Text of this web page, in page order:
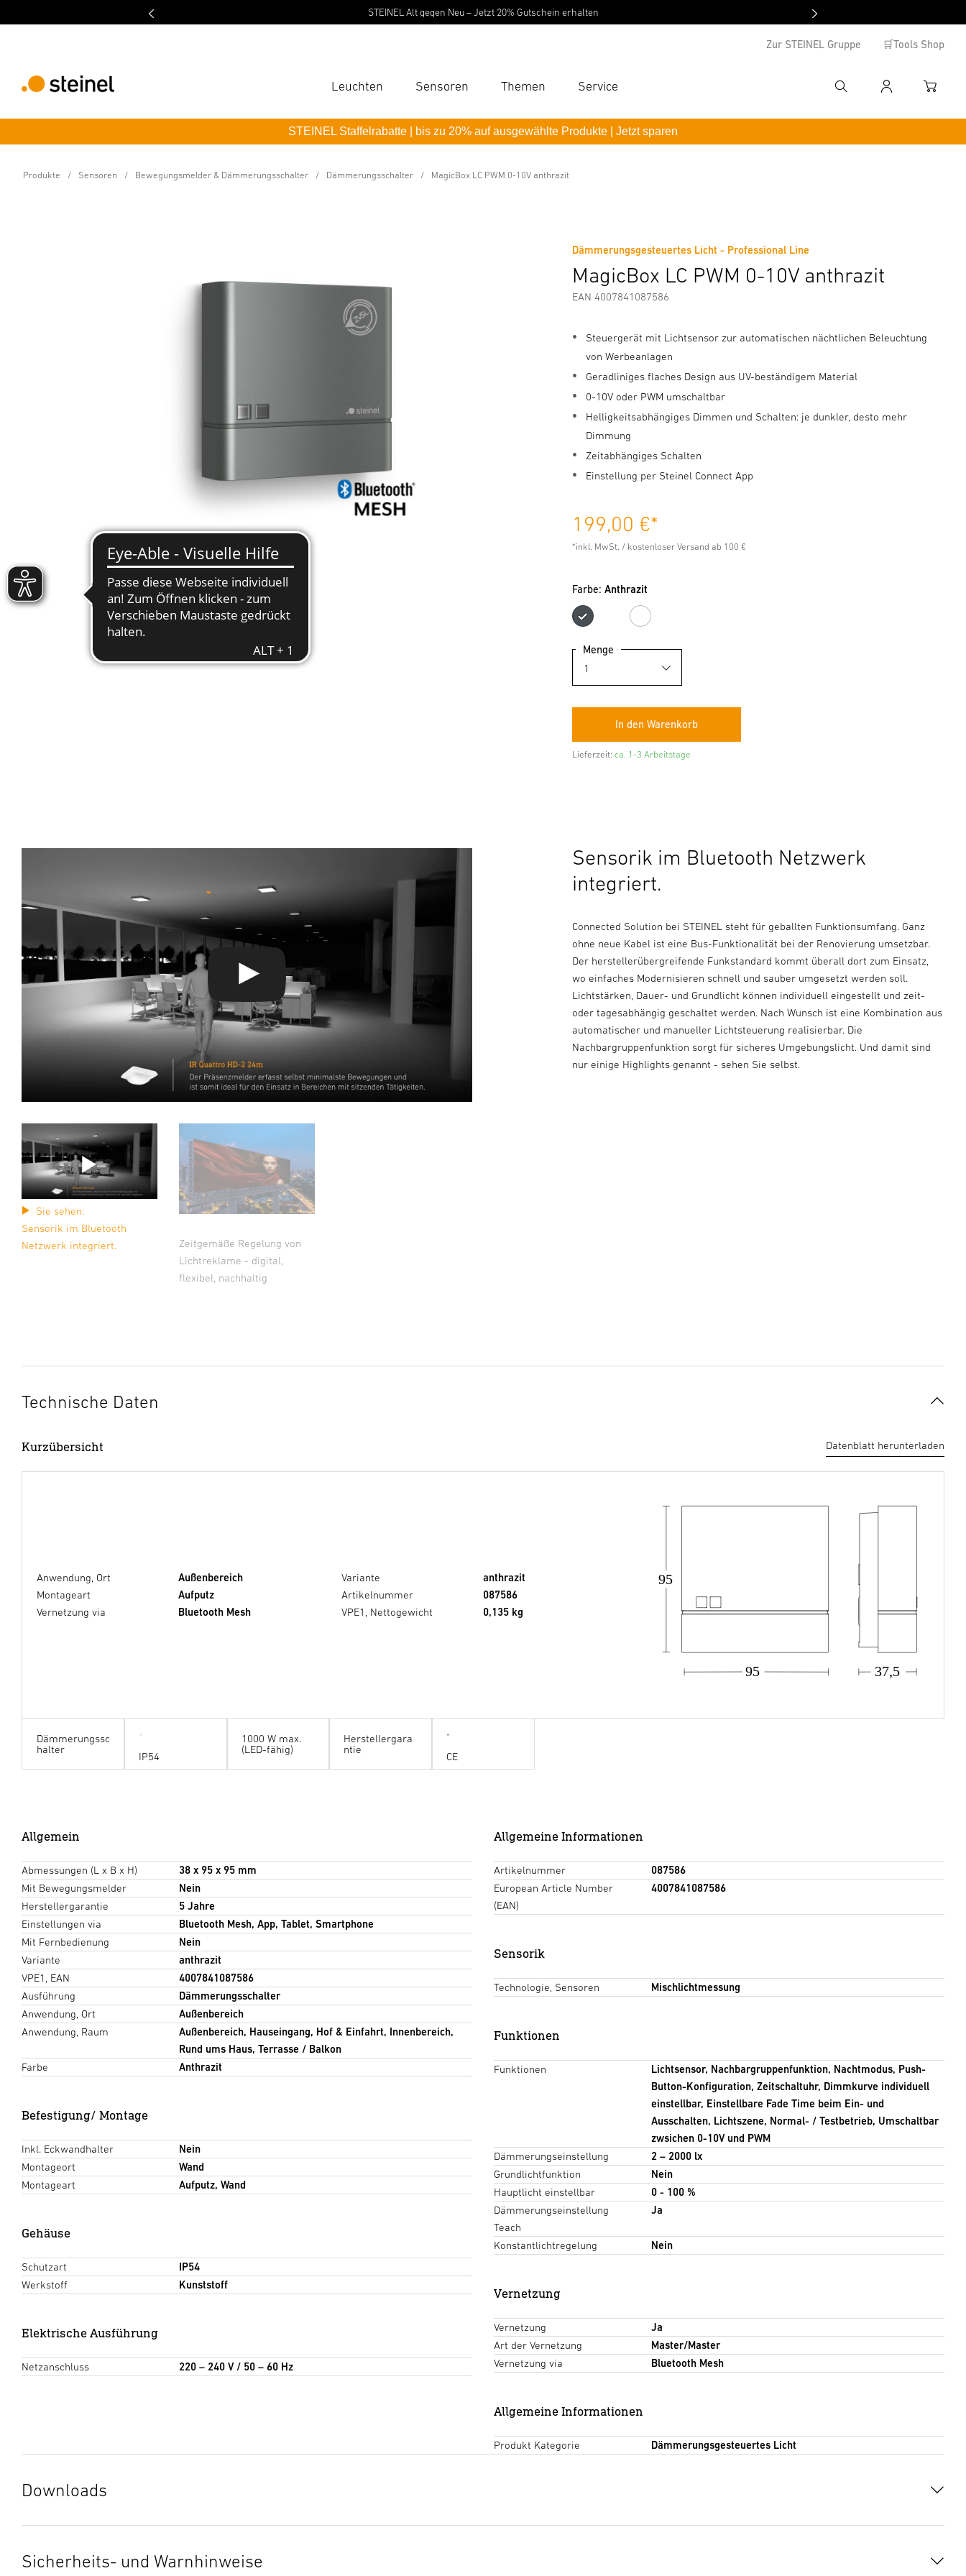
STEINEL Alt gegen Neu – Jetzt 20% Gutschein erhalten
Zur STEINEL Gruppe 🛒Tools Shop
Leuchten Sensoren Themen Service
Suche
Suche
Suchbegriff eingeben
Anmelden
Anmelden
STEINEL Staffelrabatte | bis zu 20% auf ausgewählte Produkte | Jetzt sparen
Produkte Sensoren Bewegungsmelder & Dämmerungsschalter Dämmerungsschalter MagicBox LC PWM 0-10V anthrazit
Dämmerungsgesteuertes Licht - Professional Line
MagicBox LC PWM 0-10V anthrazit
EAN 4007841087586
Steuergerät mit Lichtsensor zur automatischen nächtlichen Beleuchtung
von Werbeanlagen
Geradliniges flaches Design aus UV-beständigem Material
0-10V oder PWM umschaltbar
Helligkeitsabhängiges Dimmen und Schalten: je dunkler, desto mehr
Dimmung
Zeitabhängiges Schalten
Einstellung per Steinel Connect App
199,00 €*
*inkl. MwSt. / kostenloser Versand ab 100 €
Farbe:Anthrazit
AnthrazitWeiß
Menge
Lieferzeit: ca. 1-3 Arbeitstage
Dämmerungsgesteuertes Licht - Professional Line
Sie sehen:
Sensorik im Bluetooth
Netzwerk integriert.
Zeitgemäße Regelung von
Lichtreklame - digital,
flexibel, nachhaltig
Sensorik im Bluetooth Netzwerk
integriert.
Connected Solution bei STEINEL steht für geballten Funktionsumfang. Ganz
ohne neue Kabel ist eine Bus-Funktionalität bei der Renovierung umsetzbar.
Der herstellerübergreifende Funkstandard kommt überall dort zum Einsatz,
wo einfaches Modernisieren schnell und sauber umgesetzt werden soll.
Lichtstärken, Dauer- und Grundlicht können individuell eingestellt und zeit-
oder tagesabhängig geschaltet werden. Nach Wunsch ist eine Kombination aus
automatischer und manueller Lichtsteuerung realisierbar. Die
Nachbargruppenfunktion sorgt für sicheres Umgebungslicht. Und damit sind
nur einige Highlights genannt - sehen Sie selbst.
Technische Daten
Kurzübersicht Datenblatt herunterladen
Anwendung, Ort
Außenbereich
Montageart
Aufputz
Vernetzung via
Bluetooth Mesh
Variante
anthrazit
Artikelnummer
087586
VPE1, Nettogewicht
0,135 kg
37,5
95
95
Dämmerungssc
halter
IP54
1000 W max.
(LED-fähig)
Herstellergara
ntie
CE
Allgemein
Abmessungen (L x B x H)
38 x 95 x 95 mm
Mit Bewegungsmelder
Nein
Herstellergarantie
5 Jahre
Einstellungen via
Bluetooth Mesh, App, Tablet, Smartphone
Mit Fernbedienung
Nein
Variante
anthrazit
VPE1, EAN
4007841087586
Ausführung
Dämmerungsschalter
Anwendung, Ort
Außenbereich
Anwendung, Raum
Außenbereich, Hauseingang, Hof & Einfahrt, Innenbereich,
Rund ums Haus, Terrasse / Balkon
Farbe
Anthrazit
Befestigung/ Montage
Inkl. Eckwandhalter
Nein
Montageort
Wand
Montageart
Aufputz, Wand
Gehäuse
Schutzart
IP54
Werkstoff
Kunststoff
Elektrische Ausführung
Netzanschluss 220 – 240 V / 50 – 60 Hz
Allgemeine Informationen
Artikelnummer
087586
European Article Number
(EAN)
4007841087586
Sensorik
Technologie, Sensoren Mischlichtmessung
Funktionen
Funktionen
Lichtsensor, Nachbargruppenfunktion, Nachtmodus, Push-
Button-Konfiguration, Zeitschaltuhr, Dimmkurve individuell
einstellbar, Einstellbare Fade Time beim Ein- und
Ausschalten, Lichtszene, Normal- / Testbetrieb, Umschaltbar
zwsichen 0-10V und PWM
Dämmerungseinstellung
2 – 2000 lx
Grundlichtfunktion
Nein
Hauptlicht einstellbar
0 - 100 %
Dämmerungseinstellung
Teach
Ja
Konstantlichtregelung Nein
Vernetzung
Vernetzung
Ja
Art der Vernetzung
Master/Master
Vernetzung via
Bluetooth Mesh
Allgemeine Informationen
Produkt Kategorie Dämmerungsgesteuertes Licht
Downloads
Sicherheits- und Warnhinweise